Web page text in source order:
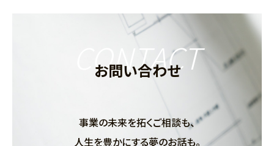
CONTACT
お問い合わせ
事業の未来を拓くご相談も、
人生を豊かにする夢のお話も。